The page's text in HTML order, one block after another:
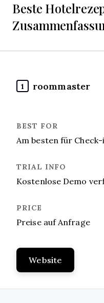
Beste
1 roommaster
Am besten für
Kostenlose Demo
Preise auf Anfrage
Website